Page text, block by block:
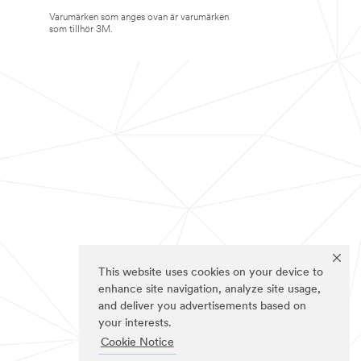
This website uses cookies on your device to
enhance site navigation, analyze site usage,
and deliver you advertisements based on
your interests.
Cookie Notice
Varumärken som anges ovan är varumärken
som tillhör 3M.